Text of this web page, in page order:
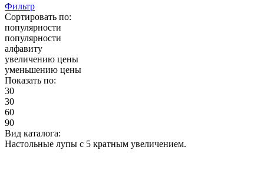
Фильтр
Сортировать по:
популярности
популярности
алфавиту
увеличению цены
уменьшению цены
Показать по:
30
30
60
90
Вид каталога:
Настольные лупы с 5 кратным увеличением.